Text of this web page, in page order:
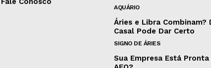
AQUÁRIO
Áries e Libra Combinam?
Casal Pode Dar Certo
SIGNO DE ÁRIES
Sua Empresa Está Pronta